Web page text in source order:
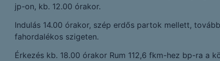
jp-on, kb. 12.00 órakor.
Indulás 14.00 órakor, szép erdős partok mellett,
fahordalékos szigeten.
Érkezés kb. 18.00 órakor Rum 112,6 fkm-hez bp-ra a